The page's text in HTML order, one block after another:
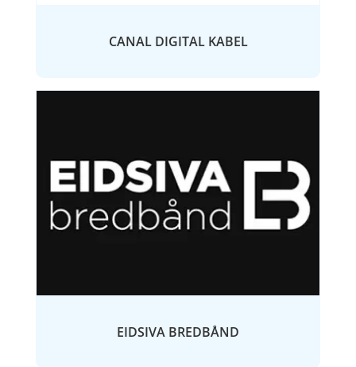
CANAL DIGITAL KABEL
EIDSIVA BREDBÅND